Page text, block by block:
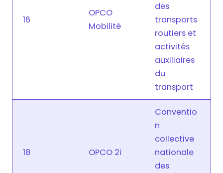
16
OPCO
Mobilité
des
transports
routiers et
activités
auxiliaires
du
transport
18 OPCO 2i
Conventio
n
collective
nationale
des